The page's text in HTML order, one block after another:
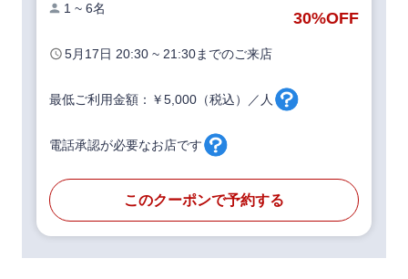
30%OFF
1 ~ 6名
5月17日 20:30 ~ 21:30までのご来店
最低ご利用金額：￥5,000（税込）／人
電話承認が必要なお店です
このクーポンで予約する